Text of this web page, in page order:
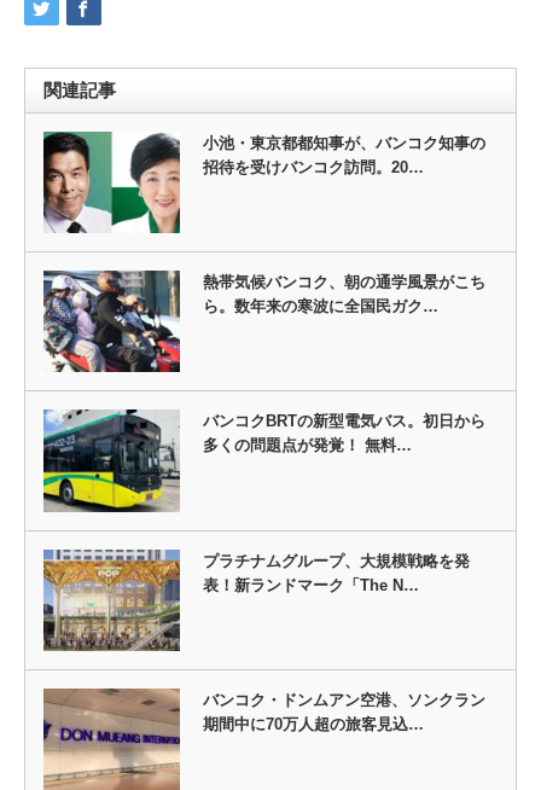
関連記事
小池・東京都都知事が、バンコク知事の
招待を受けバンコク訪問。20…
熱帯気候バンコク、朝の通学風景がこち
ら。数年来の寒波に全国民ガク…
バンコクBRTの新型電気バス。初日から
多くの問題点が発覚！ 無料…
プラチナムグループ、大規模戦略を発
表！新ランドマーク「The N…
バンコク・ドンムアン空港、ソンクラン
期間中に70万人超の旅客見込…